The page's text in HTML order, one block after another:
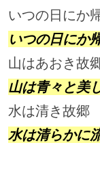
いつの日にか
山は青々と美
水は清らかに